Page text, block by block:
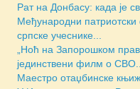
Рат на Донбасу: када је
Међународни
српске учеснике...
„Ноћ на Запорошком
јединствени филм о
Маестро отаџбинске